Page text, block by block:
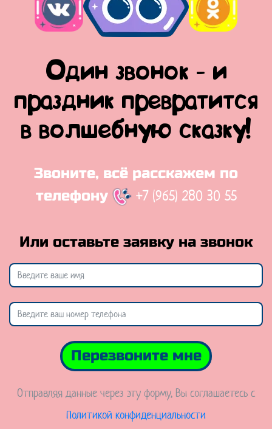
Один звонок - и
праздник превратится
в волшебную сказку!
Звоните, всё расскажем по
телефону
+7 (965) 280 30 55
Или оставьте заявку на звонок
Перезвоните мне
Отправляя данные через эту форму, Вы соглашаетесь с
Политикой конфиденциальности